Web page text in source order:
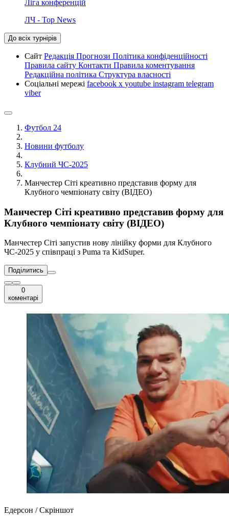
Ліга конференцій
ЛЧ - Top News
До всіх турнірів
Сайт Редакція Прогнози Політика конфіденційності
Правила сайту Контакти Правила коментування
Редакційна політика Структура власності
Соціальні мережі facebook x youtube instagram telegram
viber
Футбол 24
Новини футболу
Клубний ЧС-2025
Манчестер Сіті креативно представив форму для
Клубного чемпіонату світу (ВІДЕО)
Манчестер Сіті креативно представив форму для
Клубного чемпіонату світу (ВІДЕО)
Манчестер Сіті запустив нову лінійку форми для Клубного
ЧС-2025 у співпраці з Puma та KidSuper.
Поділитись
0
коментарі
Едерсон / Скріншот